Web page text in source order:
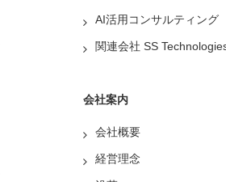
AI活用コンサルティング
関連会社 SS
会社案内
会社概要
経営理念